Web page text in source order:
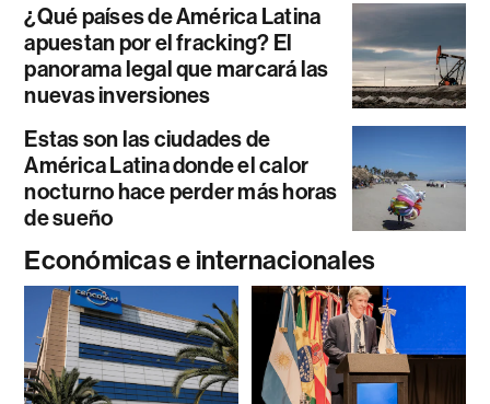
¿Qué países de América Latina
apuestan por el fracking? El
panorama legal que marcará las
nuevas inversiones
Estas son las ciudades de
América Latina donde el calor
nocturno hace perder más horas
de sueño
Económicas e internacionales